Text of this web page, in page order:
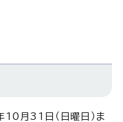
月31日（日曜日）ま